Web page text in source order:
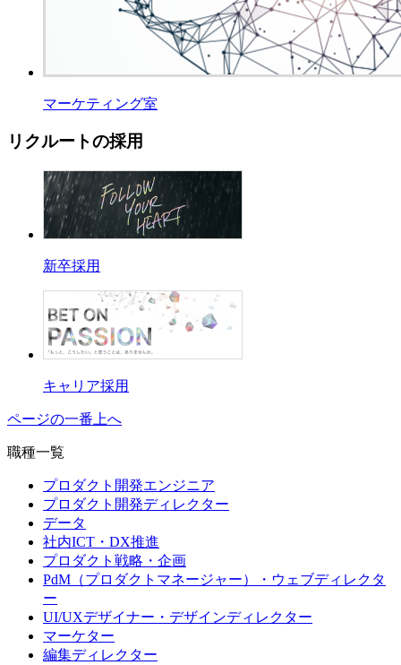
マーケティング室
リクルートの採用
新卒採用
キャリア採用
ページの一番上へ
職種一覧
プロダクト開発エンジニア
プロダクト開発ディレクター
データ
社内ICT・DX推進
プロダクト戦略・企画
PdM（プロダクトマネージャー）・ウェブディレクタ
ー
UI/UXデザイナー・デザインディレクター
マーケター
編集ディレクター